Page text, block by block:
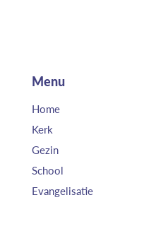
Menu
Home
Kerk
Gezin
School
Evangelisatie